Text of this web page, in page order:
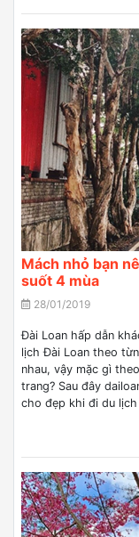
Mách nhỏ bạn
suốt 4 mùa
28/01/2019
Đài Loan hấp dẫn
lịch Đài Loan theo
nhau, vậy mặc gì
trang? Sau đây
cho đẹp khi đi du